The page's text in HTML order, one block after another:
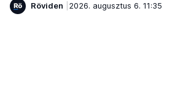
Röviden
2026. augusztus 6. 11:35